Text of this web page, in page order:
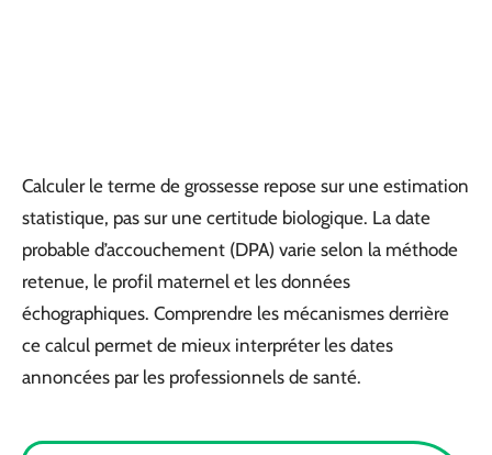
Calculer le terme de grossesse repose sur une estimation
statistique, pas sur une certitude biologique. La date
probable d’accouchement (DPA) varie selon la méthode
retenue, le profil maternel et les données
échographiques. Comprendre les mécanismes derrière
ce calcul permet de mieux interpréter les dates
annoncées par les professionnels de santé.